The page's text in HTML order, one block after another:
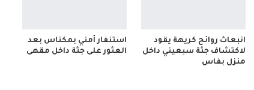
انبعاث روائح كريهة يقود
لاكتشاف جثة سبعيني داخل
منزل بفاس
استنفار أمني بمكناس بعد
العثور على جثة داخل مقهى